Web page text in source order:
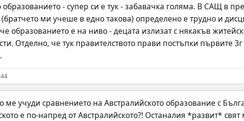
образованието - супер си е тук - забавачка голяма. В САЩ в
ми учеше в едно такова) определено е трудно и
образованието е на ниво - децата излизат с някакъв
Отделно, че тук правителството прави постъпки първите 3г
ме учуди сравнението на Австралийското образование с
е по-напред от Австралийското?! Останалия *развит*